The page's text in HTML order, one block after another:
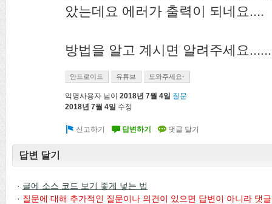
았는데요 에러가 출력이 되네요....
방법을 알고 계시면 알려주세요......
안드로이드 유튜브 도와주세요-
익명사용자 님이 2018년 7월 4일 질문
2018년 7월 4일 수정
답변 달기
· 글에 소스 코드 보기 좋게 넣는 법
· 질문에 대해 추가적인 질문이나 의견이 있으면 답변이 아니라 댓